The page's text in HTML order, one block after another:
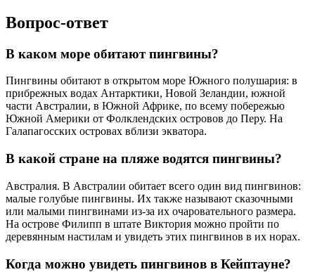
Вопрос-ответ
В каком море обитают пингвины?
Пингвины обитают в открытом море Южного полушария: в
прибрежных водах Антарктики, Новой Зеландии, южной
части Австралии, в Южной Африке, по всему побережью
Южной Америки от Фолклендских островов до Перу. На
Галапагосских островах вблизи экватора.
В какой стране на пляже водятся пингвины?
Австралия. В Австралии обитает всего один вид пингвинов:
малые голубые пингвины. Их также называют сказочными
или малыми пингвинами из-за их очаровательного размера.
На острове Филипп в штате Виктория можно пройти по
деревянным настилам и увидеть этих пингвинов в их норах.
Когда можно увидеть пингвинов в Кейптауне?